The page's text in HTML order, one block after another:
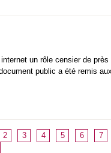
un rôle censier de
public a été remis
2 3 4 5 6 7